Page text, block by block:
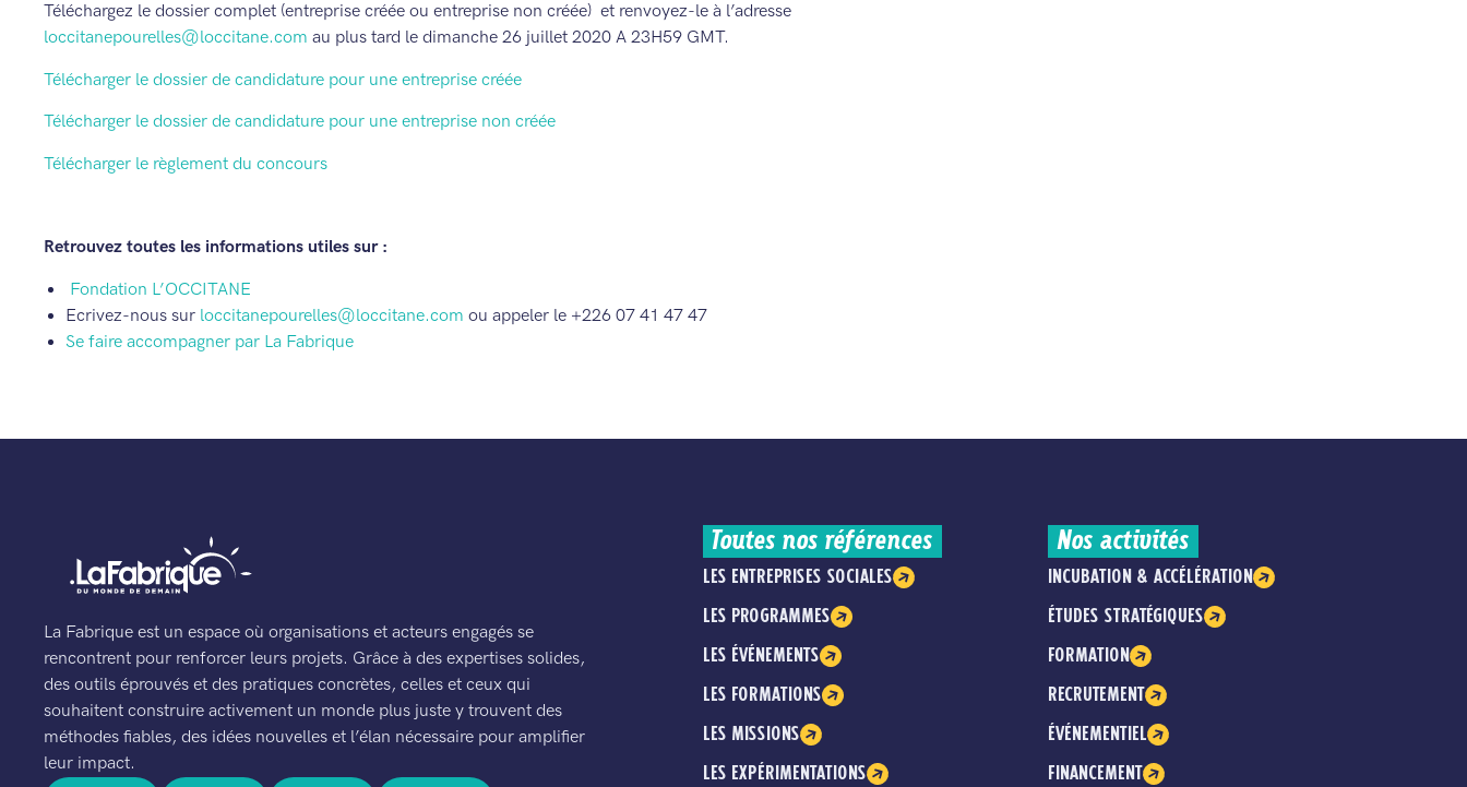
Téléchargez le dossier complet (entreprise créée ou entreprise non créée) et renvoyez-le à l’adresse
loccitanepourelles@loccitane.com au plus tard le dimanche 26 juillet 2020 A 23H59 GMT.
Télécharger le dossier de candidature pour une entreprise créée
Télécharger le dossier de candidature pour une entreprise non créée
Télécharger le règlement du concours
Retrouvez toutes les informations utiles sur :
Fondation L’OCCITANE
Ecrivez-nous sur loccitanepourelles@loccitane.com ou appeler le +226 07 41 47 47
Se faire accompagner par La Fabrique
La Fabrique est un espace où organisations et acteurs engagés se
rencontrent pour renforcer leurs projets. Grâce à des expertises solides,
des outils éprouvés et des pratiques concrètes, celles et ceux qui
souhaitent construire activement un monde plus juste y trouvent des
méthodes fiables, des idées nouvelles et l’élan nécessaire pour amplifier
leur impact.
Toutes nos références
LES ENTREPRISES SOCIALES
LES PROGRAMMES
LES ÉVÉNEMENTS
LES FORMATIONS
LES MISSIONS
LES EXPÉRIMENTATIONS
Nos activités
INCUBATION & ACCÉLÉRATION
ÉTUDES STRATÉGIQUES
FORMATION
RECRUTEMENT
ÉVÉNEMENTIEL
FINANCEMENT